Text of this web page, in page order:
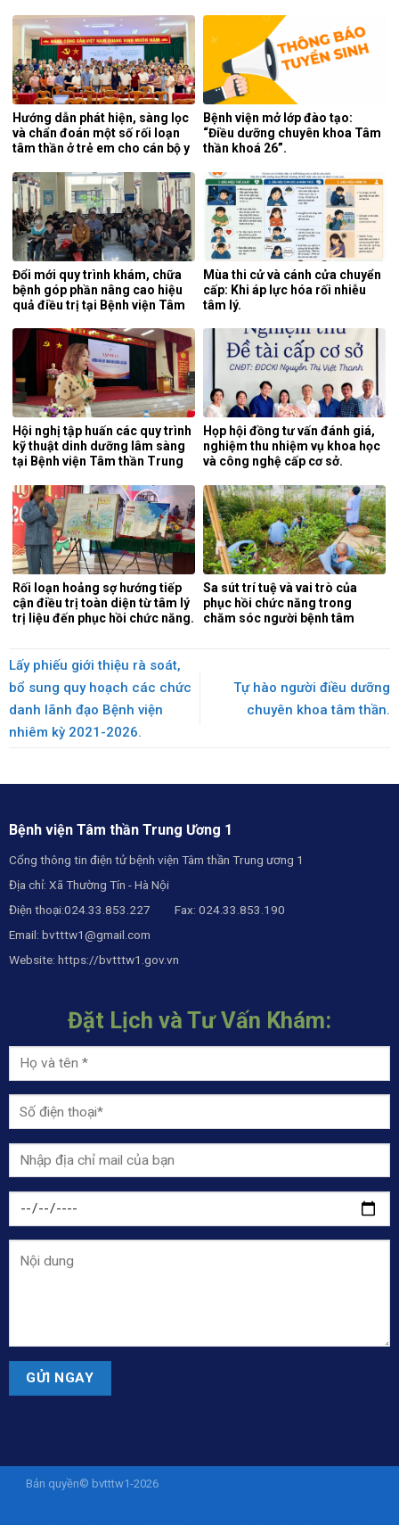
chuyên môn của điều dưỡng.
Hướng dẫn phát hiện, sàng lọc
và chẩn đoán một số rối loạn
tâm thần ở trẻ em cho cán bộ y
Bệnh viện mở lớp đào tạo:
“Điều dưỡng chuyên khoa Tâm
thần khoá 26”.
Đổi mới quy trình khám, chữa
bệnh góp phần nâng cao hiệu
quả điều trị tại Bệnh viện Tâm
Mùa thi cử và cánh cửa chuyển
cấp: Khi áp lực hóa rối nhiễu
tâm lý.
Hội nghị tập huấn các quy trình
kỹ thuật dinh dưỡng lâm sàng
tại Bệnh viện Tâm thần Trung
Họp hội đồng tư vấn đánh giá,
nghiệm thu nhiệm vụ khoa học
và công nghệ cấp cơ sở.
Rối loạn hoảng sợ hướng tiếp
cận điều trị toàn diện từ tâm lý
trị liệu đến phục hồi chức năng.
Sa sút trí tuệ và vai trò của
phục hồi chức năng trong
chăm sóc người bệnh tâm
Lấy phiếu giới thiệu rà soát,
bổ sung quy hoạch các chức
danh lãnh đạo Bệnh viện
nhiêm kỳ 2021-2026.
Tự hào người điều dưỡng
chuyên khoa tâm thần.
Bệnh viện Tâm thần Trung Ương 1
Cổng thông tin điện tử bệnh viện Tâm thần Trung ương 1
Địa chỉ: Xã Thường Tín - Hà Nội
Điện thoại:024.33.853.227 Fax: 024.33.853.190
Email: bvtttw1@gmail.com
Website: https://bvtttw1.gov.vn
Đặt Lịch và Tư Vấn Khám:
Bản quyền© bvtttw1-2026